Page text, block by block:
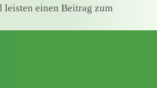
leisten einen Beitrag zum